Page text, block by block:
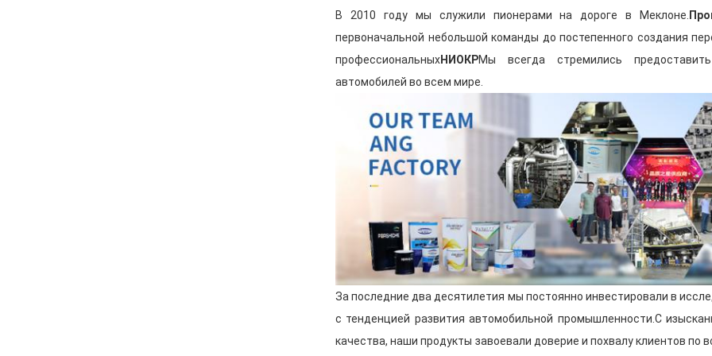
клиентами, что не только позволяет
тенденций и потребностей
узнаваемость нашего бренда и
На протяжении 20 лет мы всегда были
ориентированный на качество,
постоянно идущий вперед
,
предприятием в области
промышленности. Выбирайте нас, вы
высокого качества и самый интимный
Введение продукта
Как профессиональный
стремимся к производству,
продукция включает в себяцветная
грунтовка, шпатлевка, шпаклевка
для ремонта автомобилей..
В 2010 году мы служили пионерами на дороге в Меклоне.
первоначальной небольшой команды до постепенного создания
профессиональныхНИОКРМы всегда стремились
автомобилей во всем мире.
За последние два десятилетия мы постоянно инвестировали в
с тенденцией развития автомобильной промышленности.С
качества, наши продукты завоевали доверие и похвалу клиентов по